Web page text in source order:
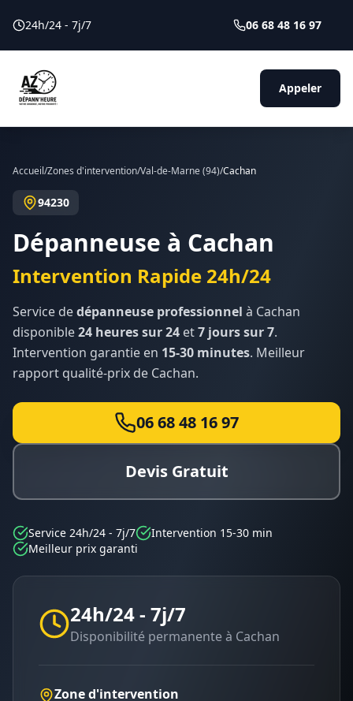
24h/24 - 7j/7 06 68 48 16 97
Appeler
Accueil/Zones d'intervention/Val-de-Marne(94)/Cachan
94230
Dépanneuse à Cachan
Intervention Rapide 24h/24
Service dedépanneuse professionnel à Cachan
disponible24 heures sur 24 et7 jours sur 7.
Intervention garantie en 15-30 minutes. Meilleur
rapport qualité-prix de Cachan.
06 68 48 16 97
Devis Gratuit
Service 24h/24 - 7j/7
Intervention 15-30 min
Meilleur prix garanti
24h/24 - 7j/7
Disponibilité permanente à Cachan
Zone d'intervention